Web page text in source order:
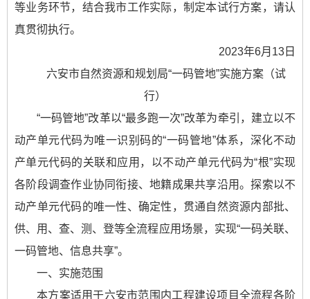
等业务环节，结合我市工作实际，制定本试行方案，请认
真贯彻执行。
2023年6月13日
六安市自然资源和规划局“一码管地”实施方案（试
行）
“一码管地”改革以“最多跑一次”改革为牵引，建立以不
动产单元代码为唯一识别码的“一码管地”体系，深化不动
产单元代码的关联和应用，以不动产单元代码为“根”实现
各阶段调查作业协同衔接、地籍成果共享沿用。探索以不
动产单元代码的唯一性、确定性，贯通自然资源内部批、
供、用、查、测、登等全流程应用场景，实现“一码关联、
一码管地、信息共享”。
一、实施范围
本方案适用于六安市范围内工程建设项目全流程各阶